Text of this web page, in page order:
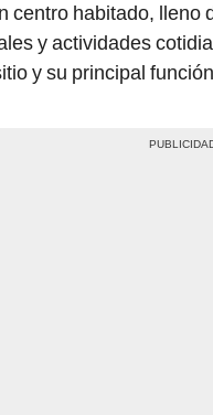
centro habitado, lleno
y actividades
y su principal